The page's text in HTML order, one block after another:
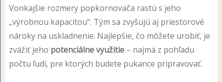
Vonkajšie rozmery popkornovača rastú s jeho
„výrobnou kapacitou“. Tým sa zvyšujú aj priestorové
nároky na uskladnenie. Najlepšie, čo môžete urobiť, je
zvážiť jeho potenciálne využitie– najmä z pohľadu
počtu ľudí, pre ktorých budete pukance pripravovať.